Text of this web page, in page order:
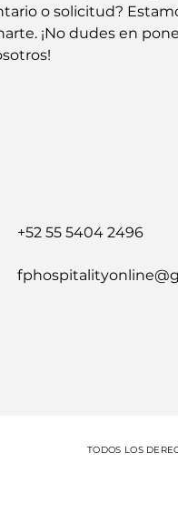
o solicitud?
¡No dudes en
+52 55 5404 2496
TODOS LOS